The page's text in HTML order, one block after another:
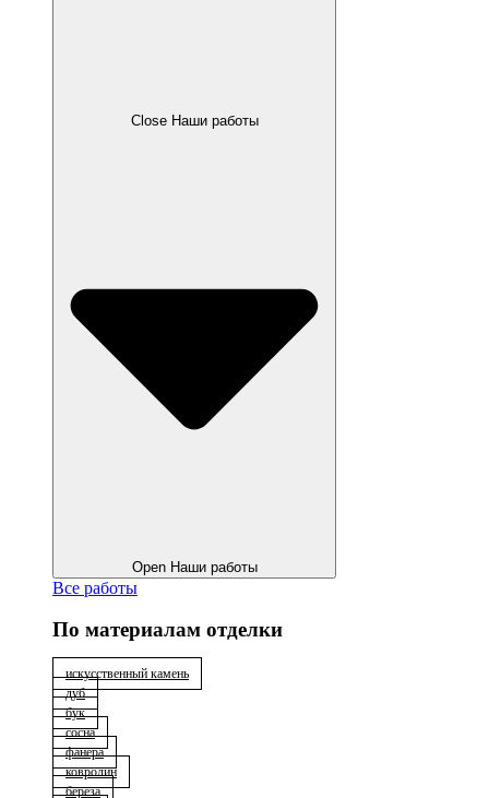
Close Наши работы
Open Наши работы
Все работы
По материалам отделки
искусственный камень
дуб
бук
сосна
фанера
ковролин
берёза